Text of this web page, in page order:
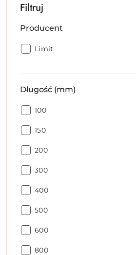
Filtruj
Producent
Producent:
Limit
Długość (mm)
Długość
100
Długość
150
Długość
200
Długość
300
Długość
400
Długość
500
Długość
600
Długość
800